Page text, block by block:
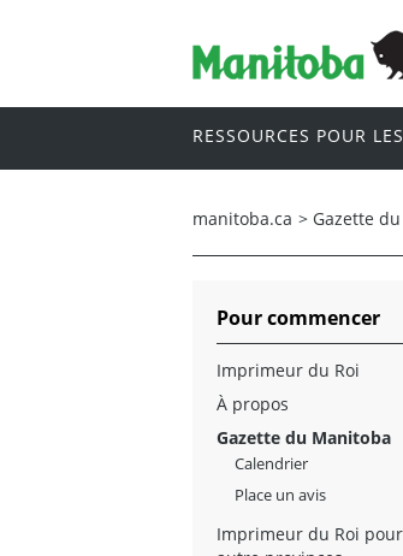
RESSOURCES POUR
manitoba.ca > Gazette
Pour commencer
Imprimeur du Roi
À propos
Gazette du Manitoba
Calendrier
Place un avis
Imprimeur du Roi